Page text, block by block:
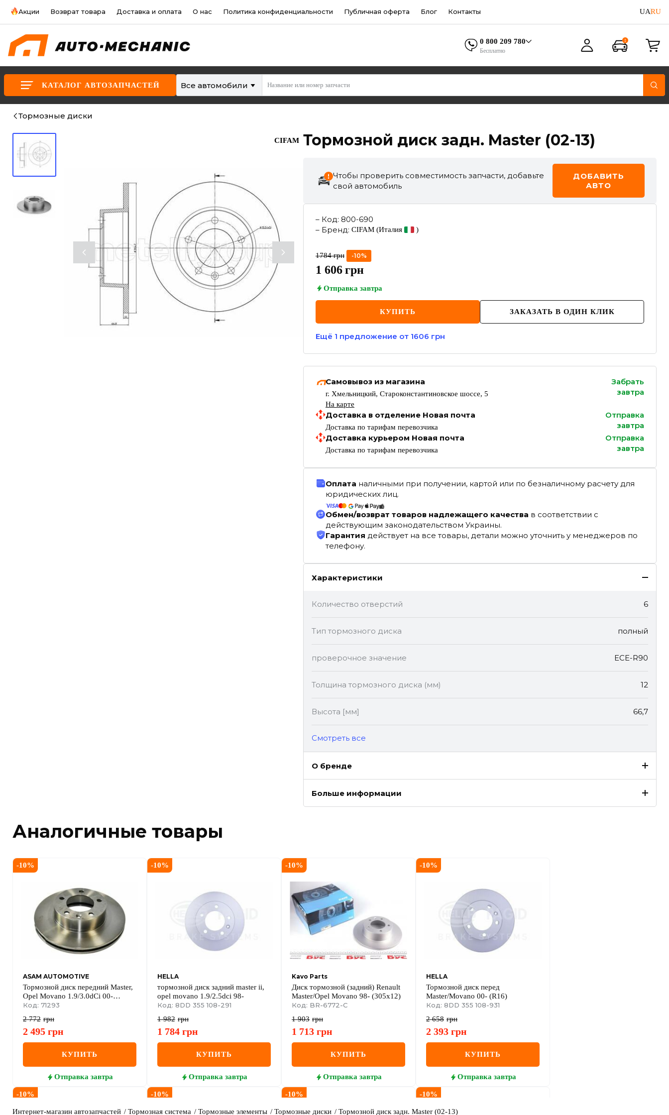
Акции Возврат товара Доставка и оплата О нас Политика конфиденциальности Публичная оферта Блог Контакты UARU
0 800 209 780
Бесплатно
КАТАЛОГ АВТОЗАПЧАСТЕЙ Все автомобили
Тормозные диски
CIFAM Тормозной диск задн. Master (02-13)
Чтобы проверить совместимость запчасти, добавьте
свой автомобиль
ДОБАВИТЬ
АВТО
– Код: 800-690
– Бренд: CIFAM (Италия )
1784 грн -10%
1 606грн
Отправка завтра
КУПИТЬ ЗАКАЗАТЬ В ОДИН КЛИК
Ещё 1 предложение от 1606 грн
Самовывоз из магазина
г. Хмельницкий, Староконстантиновское шоссе, 5
На карте
Забрать
завтра
Доставка в отделение Новая почта
Доставка по тарифам перевозчика
Отправка
завтра
Доставка курьером Новая почта
Доставка по тарифам перевозчика
Отправка
завтра
Оплата наличными при получении, картой или по безналичному расчету для
юридических лиц.
Обмен/возврат товаров надлежащего качества в соответствии с
действующим законодательством Украины.
Гарантия действует на все товары, детали можно уточнить у менеджеров по
телефону.
Характеристики
Количество отверстий 6
Тип тормозного диска полный
проверочное значение ECE-R90
Толщина тормозного диска (мм) 12
Высота [мм] 66,7
Cмотреть все
О бренде
Больше информации
Аналогичные товары
-10%
ASAM AUTOMOTIVE
Тормозной диск передний Master,
Opel Movano 1.9/3.0dCi 00-
RENAULT
Код: 71293
2 772 грн
2 495 грн
КУПИТЬ
Отправка завтра
-10%
HELLA
тормозной диск задний master ii,
opel movano 1.9/2.5dci 98-
Код: 8DD 355 108-291
1 982 грн
1 784 грн
КУПИТЬ
Отправка завтра
-10%
Kavo Parts
Диск тормозной (задний) Renault
Master/Opel Movano 98- (305x12)
Код: BR-6772-C
1 903 грн
1 713 грн
КУПИТЬ
Отправка завтра
-10%
HELLA
Тормозной диск перед
Master/Movano 00- (R16)
Код: 8DD 355 108-931
2 658 грн
2 393 грн
КУПИТЬ
Отправка завтра
-10% -10% -10% -10%
Интернет-магазин автозапчастей Тормозная система Тормозные элементы Тормозные диски Тормозной диск задн. Master (02-13)